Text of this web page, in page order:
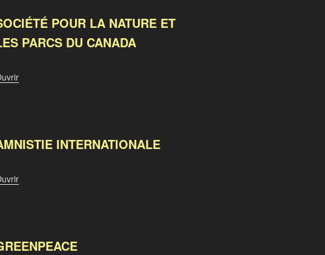
POUR LA NATURE ET
PARCS DU CANADA
INTERNATIONALE